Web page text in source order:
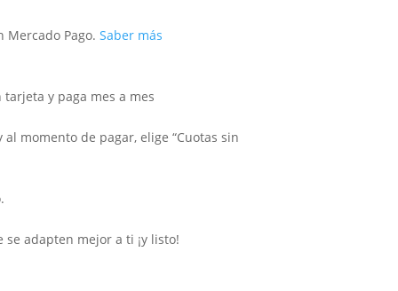
Mercado Pago. Saber más
tarjeta y paga mes a mes
momento de pagar, elige “Cuotas sin
adapten mejor a ti ¡y listo!